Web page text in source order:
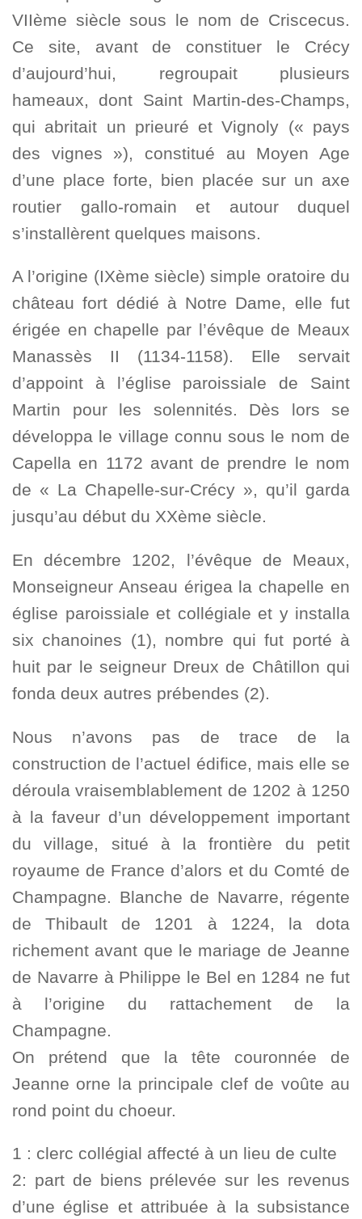
VIIème siècle sous le nom de Criscecus.
Ce site, avant de constituer le Crécy
d’aujourd’hui, regroupait plusieurs
hameaux, dont Saint Martin-des-Champs,
qui abritait un prieuré et Vignoly (« pays
des vignes »), constitué au Moyen Age
d’une place forte, bien placée sur un axe
routier gallo-romain et autour duquel
s’installèrent quelques maisons.
A l’origine (IXème siècle) simple oratoire du
château fort dédié à Notre Dame, elle fut
érigée en chapelle par l’évêque de Meaux
Manassès II (1134-1158). Elle servait
d’appoint à l’église paroissiale de Saint
Martin pour les solennités. Dès lors se
développa le village connu sous le nom de
Capella en 1172 avant de prendre le nom
de « La Chapelle-sur-Crécy », qu’il garda
jusqu’au début du XXème siècle.
En décembre 1202, l’évêque de Meaux,
Monseigneur Anseau érigea la chapelle en
église paroissiale et collégiale et y installa
six chanoines (1), nombre qui fut porté à
huit par le seigneur Dreux de Châtillon qui
fonda deux autres prébendes (2).
Nous n’avons pas de trace de la
construction de l’actuel édifice, mais elle se
déroula vraisemblablement de 1202 à 1250
à la faveur d’un développement important
du village, situé à la frontière du petit
royaume de France d’alors et du Comté de
Champagne. Blanche de Navarre, régente
de Thibault de 1201 à 1224, la dota
richement avant que le mariage de Jeanne
de Navarre à Philippe le Bel en 1284 ne fut
à l’origine du rattachement de la
Champagne.
On prétend que la tête couronnée de
Jeanne orne la principale clef de voûte au
rond point du choeur.
1 : clerc collégial affecté à un lieu de culte
2: part de biens prélevée sur les revenus
d’une église et attribuée à la subsistance